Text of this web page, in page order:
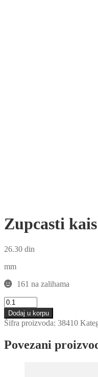
Zupcasti
26.30 din
mm
161 na zalihama
Zupcasti
kais
T5
0150
količina
Dodaj u korpu
Šifra proizvoda: 38410
Povezani